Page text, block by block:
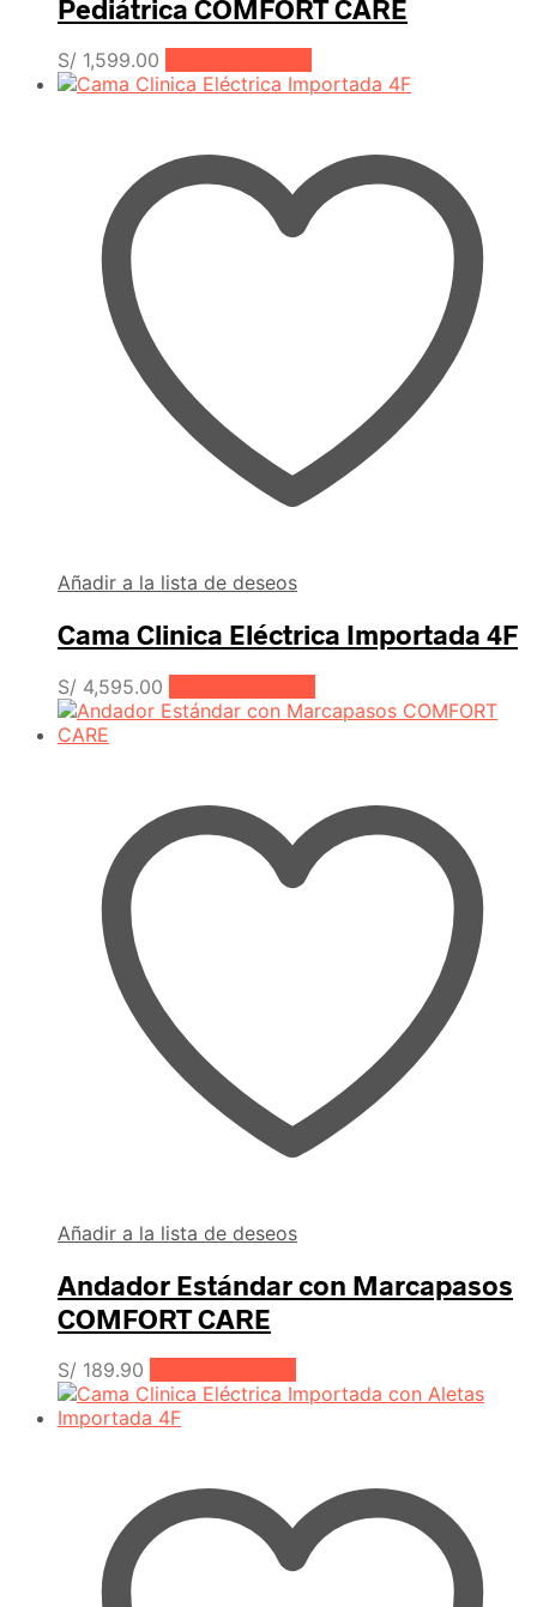
Pediátrica COMFORT CARE
S/ 1,599.00
Añadir a la lista de deseos
Cama Clinica Eléctrica Importada 4F
S/ 4,595.00
Añadir a la lista de deseos
Andador Estándar con Marcapasos
COMFORT CARE
S/ 189.90